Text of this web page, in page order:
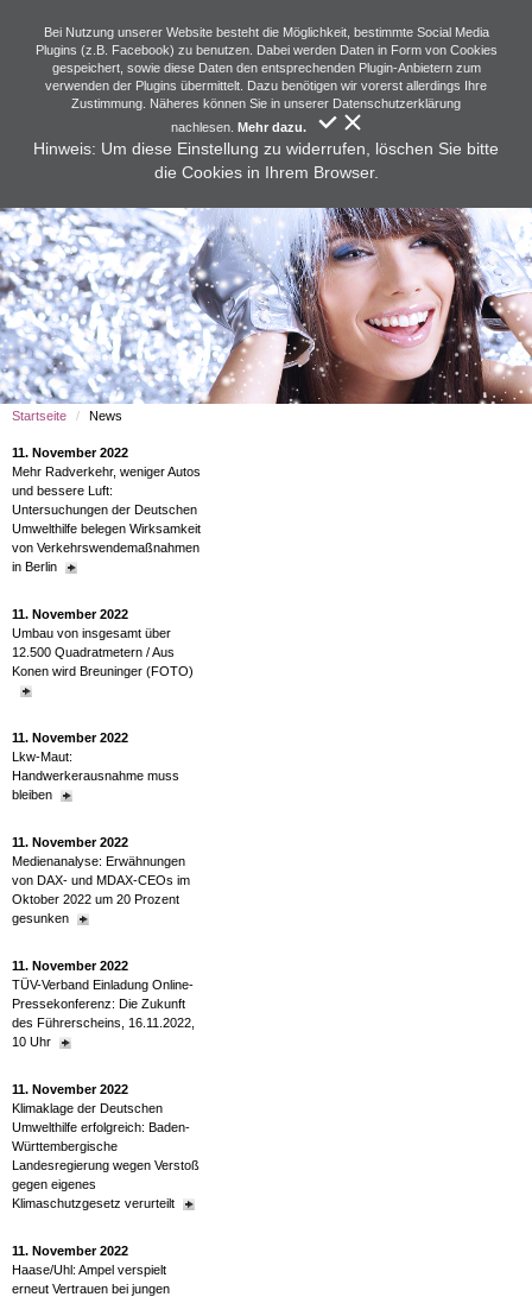
Startseite News
11. November 2022
Mehr Radverkehr, weniger Autos
und bessere Luft:
Untersuchungen der Deutschen
Umwelthilfe belegen Wirksamkeit
von Verkehrswendemaßnahmen
in Berlin
11. November 2022
Umbau von insgesamt über
12.500 Quadratmetern / Aus
Konen wird Breuninger (FOTO)
11. November 2022
Lkw-Maut:
Handwerkerausnahme muss
bleiben
11. November 2022
Medienanalyse: Erwähnungen
von DAX- und MDAX-CEOs im
Oktober 2022 um 20 Prozent
gesunken
11. November 2022
TÜV-Verband Einladung Online-
Pressekonferenz: Die Zukunft
des Führerscheins, 16.11.2022,
10 Uhr
11. November 2022
Klimaklage der Deutschen
Umwelthilfe erfolgreich: Baden-
Württembergische
Landesregierung wegen Verstoß
gegen eigenes
Klimaschutzgesetz verurteilt
11. November 2022
Haase/Uhl: Ampel verspielt
erneut Vertrauen bei jungen
Bei Nutzung unserer Website besteht die Möglichkeit, bestimmte Social Media
Plugins (z.B. Facebook) zu benutzen. Dabei werden Daten in Form von Cookies
gespeichert, sowie diese Daten den entsprechenden Plugin-Anbietern zum
verwenden der Plugins übermittelt. Dazu benötigen wir vorerst allerdings Ihre
Zustimmung. Näheres können Sie in unserer Datenschutzerklärung
nachlesen. Mehr dazu.
Hinweis: Um diese Einstellung zu widerrufen, löschen Sie bitte
die Cookies in Ihrem Browser.